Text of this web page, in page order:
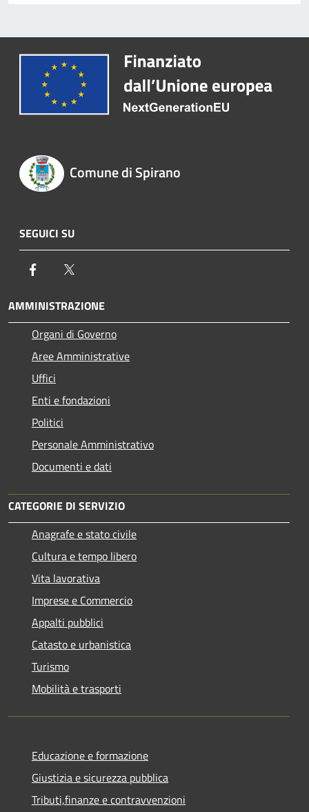
Comune di Spirano
SEGUICI SU
Facebook
AMMINISTRAZIONE
Organi di Governo
Aree Amministrative
Uffici
Enti e fondazioni
Politici
Personale Amministrativo
Documenti e dati
CATEGORIE DI SERVIZIO
Anagrafe e stato civile
Cultura e tempo libero
Vita lavorativa
Imprese e Commercio
Appalti pubblici
Catasto e urbanistica
Turismo
Mobilità e trasporti
Educazione e formazione
Giustizia e sicurezza pubblica
Tributi,finanze e contravvenzioni